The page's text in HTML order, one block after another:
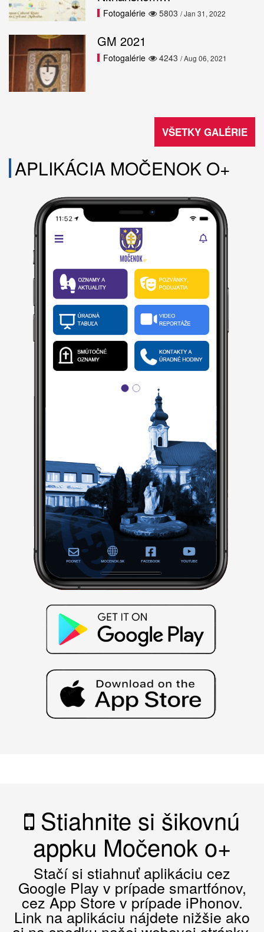
5803
Fotogalérie / Jan 31, 2022
GM 2021
4243
Fotogalérie / Aug 06, 2021
VŠETKY GALÉRIE
APLIKÁCIA MOČENOK O+
Stiahnite si šikovnú
appku Močenok o+
Stačí si stiahnuť aplikáciu cez
Google Play v prípade smartfónov,
cez App Store v prípade iPhonov.
Link na aplikáciu nájdete nižšie ako